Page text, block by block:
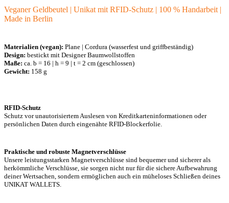
Veganer Geldbeutel | Unikat mit RFID-Schutz | 100 % Handarbeit |
Made in Berlin
Materialien (vegan): Plane | Cordura (wasserfest und griffbeständig)
Design: bestickt mit Designer Baumwollstoffen
Maße: ca. b = 16 | h = 9 | t = 2 cm (geschlossen)
Gewicht: 158 g
RFID-Schutz
Schutz vor unautorisiertem Auslesen von Kreditkarteninformationen oder
persönlichen Daten durch eingenähte RFID-Blockerfolie.
Praktische und robuste Magnetverschlüsse
Unsere leistungsstarken Magnetverschlüsse sind bequemer und sicherer als
herkömmliche Verschlüsse, sie sorgen nicht nur für die sichere Aufbewahrung
deiner Wertsachen, sondern ermöglichen auch ein müheloses Schließen deines
UNIKAT WALLETS.